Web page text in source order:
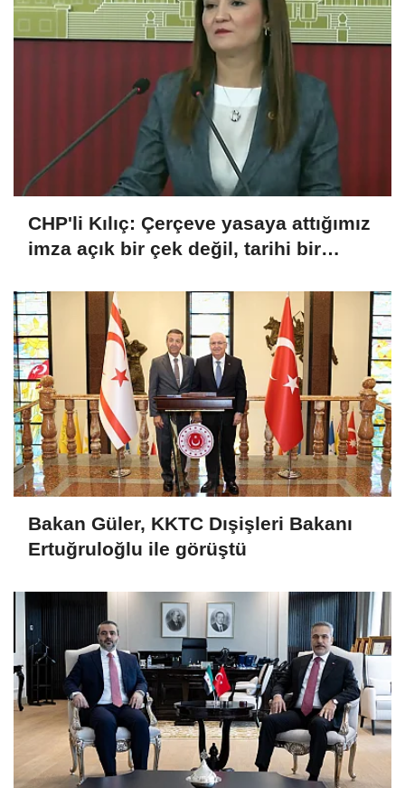
CHP'li Kılıç: Çerçeve yasaya attığımız
imza açık bir çek değil, tarihi bir
Bakan Güler, KKTC Dışişleri Bakanı
Ertuğruloğlu ile görüştü